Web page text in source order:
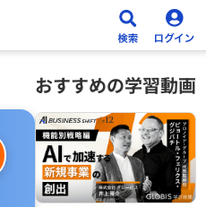
おすすめの学習動画